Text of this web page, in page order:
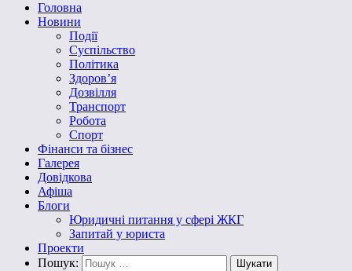
Головна
Новини
Події
Суспільство
Політика
Здоров’я
Дозвілля
Транспорт
Робота
Спорт
Фінанси та бізнес
Галерея
Довідкова
Афіша
Блоги
Юридичні питання у сфері ЖКГ
Запитай у юриста
Проекти
Пошук: